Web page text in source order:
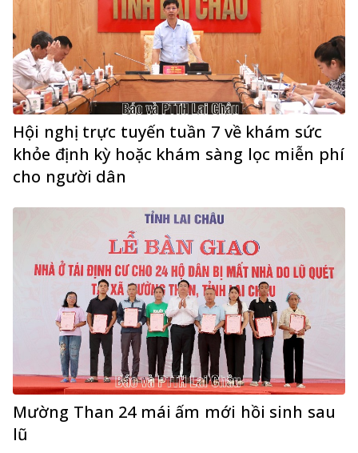
Hội nghị trực tuyến tuần 7 về khám sức
khỏe định kỳ hoặc khám sàng lọc miễn phí
cho người dân
Mường Than 24 mái ấm mới hồi sinh sau
lũ